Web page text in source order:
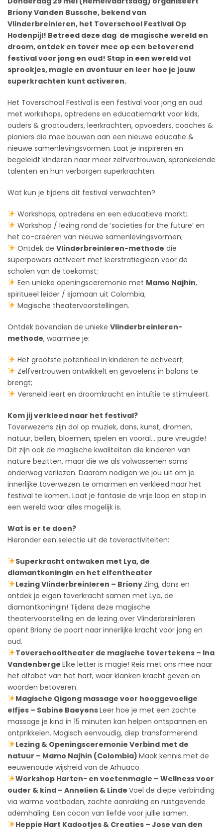
Briony Vanden Bussche, bekend van
Vlinderbreinleren, het Toverschool Festival Op
Hodenpijl! Betreed deze dag de magische wereld en
droom, ontdek en tover mee op een betoverend
festival voor jong en oud! Stap in een wereld vol
sprookjes, magie en avontuur en leer hoe je jouw
superkrachten kunt activeren.
Het Toverschool Festival is een festival voor jong en oud
met workshops, optredens en educatiemarkt voor kids,
ouders & grootouders, leerkrachten, opvoeders, coaches &
pioniers die mee bouwen aan een nieuwe educatie &
nieuwe samenlevingsvormen. Laat je inspireren en
begeleidt kinderen naar meer zelfvertrouwen, sprankelende
talenten en hun verborgen superkrachten.
Wat kun je tijdens dit festival verwachten?
Workshops, optredens en een educatieve markt;
Workshop / lezing rond de ‘societies for the future’ en
het co-creëren van nieuwe samenlevingsvormen;
Ontdek de Vlinderbreinleren-methode die
superpowers activeert met leerstratiegieen voor de
scholen van de toekomst;
Een unieke openingsceremonie met Mamo Najhin,
spiritueel leider / sjamaan uit Colombia;
Magische theatervoorstellingen.
Ontdek bovendien de unieke Vlinderbreinleren-
methode, waarmee je:
Het grootste potentieel in kinderen te activeert;
Zelfvertrouwen ontwikkelt en gevoelens in balans te
brengt;
Versneld leert en droomkracht en intuïtie te stimuleert.
Kom jij verkleed naar het festival?
Toverwezens zijn dol op muziek, dans, kunst, dromen,
natuur, bellen, bloemen, spelen en vooral… pure vreugde!
Dit zijn ook de magische kwaliteiten die kinderen van
nature bezitten, maar die we als volwassenen soms
onderweg verliezen. Daarom nodigen we jou uit om je
innerlijke toverwezen te omarmen en verkleed naar het
festival te komen. Laat je fantasie de vrije loop en stap in
een wereld waar alles mogelijk is.
Wat is er te doen?
Hieronder een selectie uit de toveractiviteiten:
Superkracht ontwaken met Lya, de
diamantkoningin en het elfentheater
Lezing Vlinderbreinleren – Briony Zing, dans en
ontdek je eigen toverkracht samen met Lya, de
diamantkoningin! Tijdens deze magische
theatervoorstelling en de lezing over Vlinderbreinleren
opent Briony de poort naar innerlijke kracht voor jong en
oud.
Toverschooltheater de magische tovertekens – Ina
Vandenberge Elke letter is magie! Reis met ons mee naar
het alfabet van het hart, waar klanken kracht geven en
woorden betoveren.
Magische Qigong massage voor hooggevoelige
elfjes – Sabine BaeyensLeer hoe je met een zachte
massage je kind in 15 minuten kan helpen ontspannen en
ontprikkelen. Magisch eenvoudig, diep transformerend.
Lezing & Openingsceremonie Verbind met de
natuur – Mamo Najhin (Colombia) Maak kennis met de
eeuwenoude wijsheid van de Arhuaco.
Workshop Harten- en voetenmagie – Wellness voor
ouder & kind – Annelien & Linde Voel de diepe verbinding
via warme voetbaden, zachte aanraking en rustgevende
ademhaling. Een cocon van liefde voor jullie samen.
Heppie Hart Kadootjes & Creaties – Jose van den